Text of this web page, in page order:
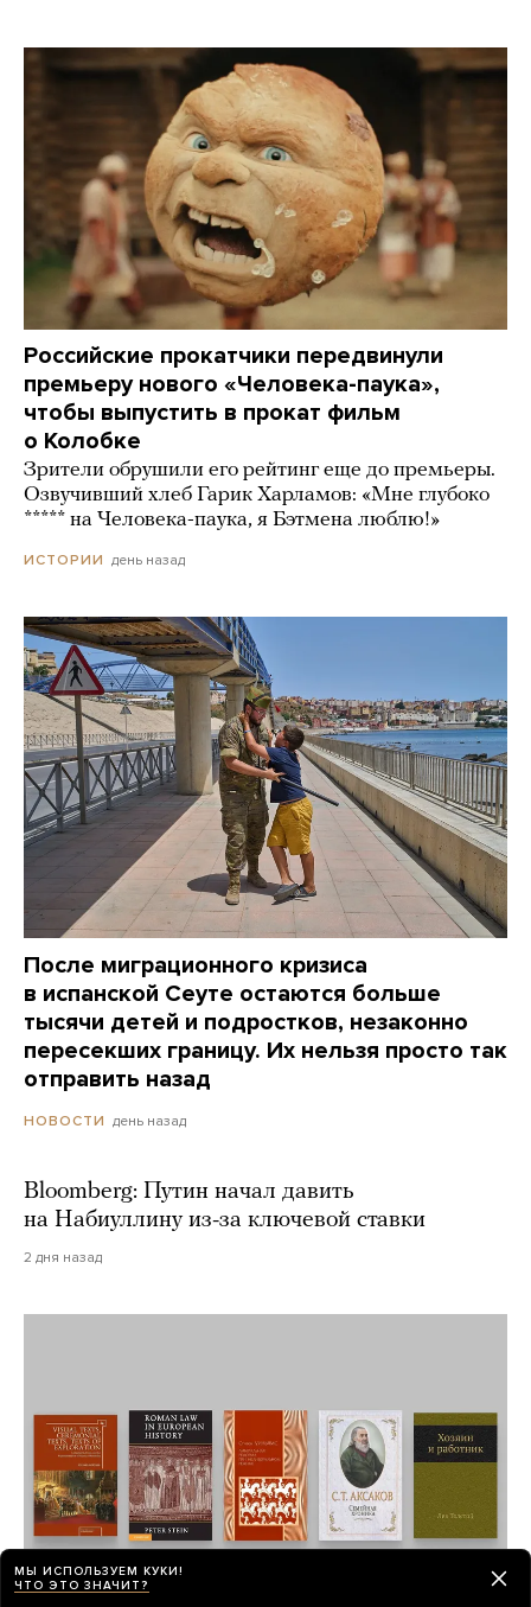
Российские прокатчики передвинули
премьеру нового «Человека-паука»,
чтобы выпустить в прокат фильм
о Колобке
Зрители обрушили его рейтинг еще до премьеры.
Озвучивший хлеб Гарик Харламов: «Мне глубоко
***** на Человека-паука, я Бэтмена люблю!»
ИСТОРИИ день назад
После миграционного кризиса
в испанской Сеуте остаются больше
тысячи детей и подростков, незаконно
пересекших границу. Их нельзя просто так
отправить назад
НОВОСТИ день назад
Bloomberg: Путин начал давить
на Набиуллину из-за ключевой ставки
2 дня назад
МЫ ИСПОЛЬЗУЕМ КУКИ!
ЧТО ЭТО ЗНАЧИТ?